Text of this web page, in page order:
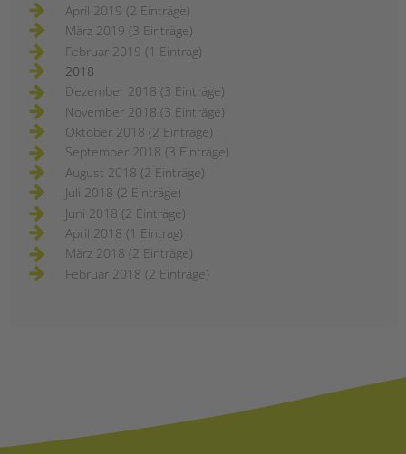
April 2019 (2 Einträge)
März 2019 (3 Einträge)
Februar 2019 (1 Eintrag)
2018
Dezember 2018 (3 Einträge)
November 2018 (3 Einträge)
Oktober 2018 (2 Einträge)
September 2018 (3 Einträge)
August 2018 (2 Einträge)
Juli 2018 (2 Einträge)
Juni 2018 (2 Einträge)
April 2018 (1 Eintrag)
März 2018 (2 Einträge)
Februar 2018 (2 Einträge)